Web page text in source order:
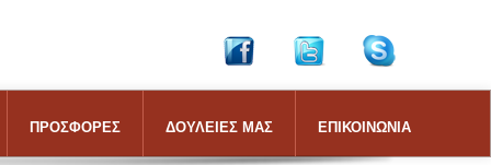
ΠΡΟΣΦΟΡΕΣ ΔΟΥΛΕΙΕΣ ΜΑΣ ΕΠΙΚΟΙΝΩΝΙΑ